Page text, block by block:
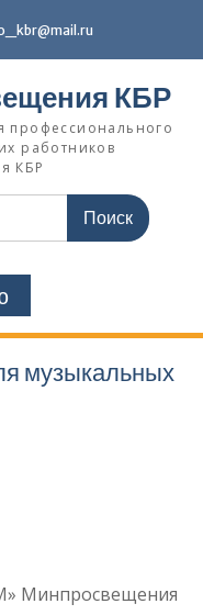
КБР
профессионального
работников
КБР
музыкальных
Минпросвещения